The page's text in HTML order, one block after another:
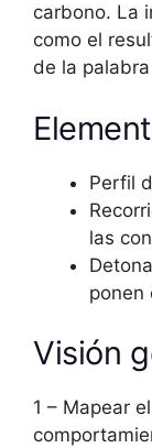
carbono. La
como el
de la
Perfil
las
ponen
Visión
1 – Mapear